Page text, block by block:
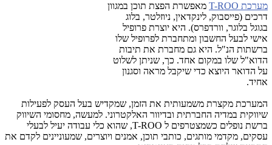
מערכת T-ROO מאפשרת הפצת תוכן במגוון
דרכים (פייסבוק, לינקדאין, ניוזלטר, בלוג
בגוגל בלוגר, וורדפרס). היא יוצרת פרופיל
אישי לבעל החשבון ומתחברת לפרופיל שלו
ברשתות הנ"ל. היא גם מחברת את תיבות
הדוא"ל שלו במקום אחד. כך, שניתן לשלוט
על הדואר היוצא כדי שיקבל מראה וסגנון
אחיד.
המערכת מקצרת משמעותית את הזמן, שמקדיש בעל העסק לפעילות
שיווקית במדיה החברתית ובדיוור האלקטרוני. למעשה, מחסומי השיווק
ברשת נופלים כשמצטרפים ל ,T-ROO שהוא כלי עבודה יעיל לבעלי
עסקים, מקדמי מותגים, כותבי תוכן, אמנים ויוצרים, שמעוניינים לקדם את